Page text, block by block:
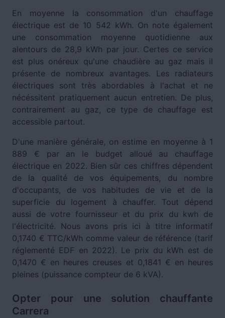
En moyenne la consommation d'un chauffage
électrique est de 10 542 kWh. On note également
une consommation moyenne quotidienne aux
alentours de 28,9 kWh par jour. Certes ce service
est plus onéreux qu'une chaudière au gaz mais il
présente de nombreux avantages. Les radiateurs
électriques sont très abordables à l'achat et ne
nécéssitent pratiquement aucun entretien. De plus,
contrairement au gaz, ce type de chauffage est
accessible partout.
D'une manière générale, on estime en moyenne à 1
889 € par an le budget alloué au chauffage
électrique en 2022. Bien sûr ces chiffres dépendent
de la qualité de vos équipements, du nombre
d'occupants, de vos habitudes de vie et de la
superficie du logement à chauffer. Tout dépend
aussi de votre fournisseur et du prix du kwh de
l'électricité. Nous avons pris ici à titre informatif
0,1740 € TTC/kWh comme valeur de référence (tarif
réglementé EDF en 2022). Le prix du kWh est de
0,1470 € en heures creuses et 0,1841 € en heures
pleines (puissance compteur de 6 kVA).
Opter pour une solution chauffante
Carrera